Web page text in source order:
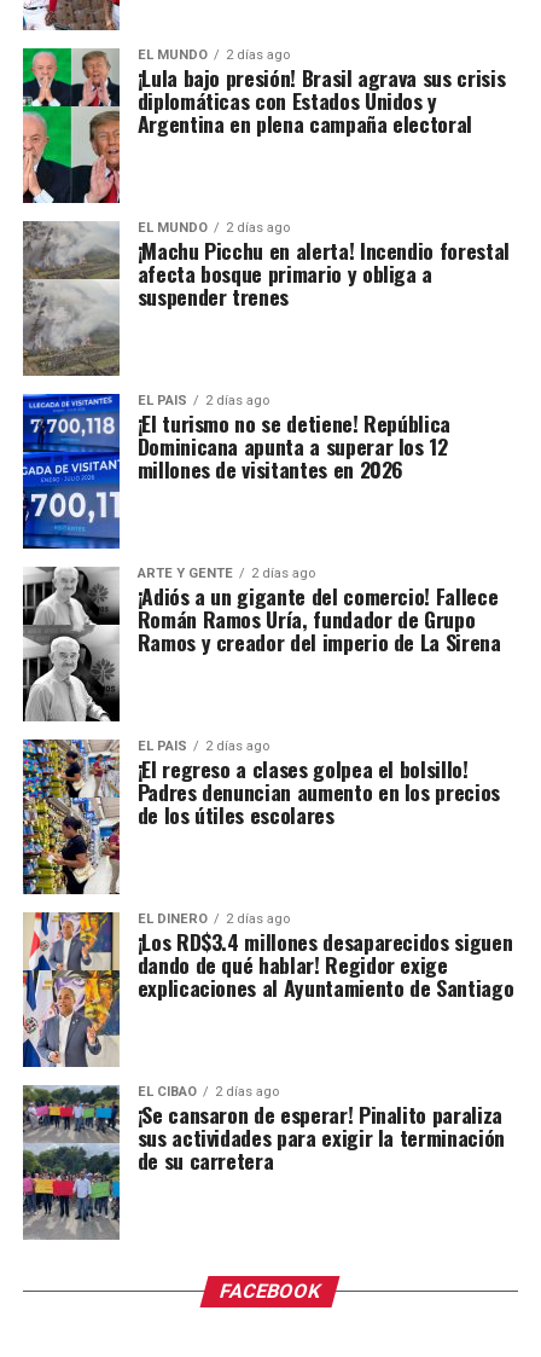
EL MUNDO 2 días ago
¡Lula bajo presión! Brasil agrava sus crisis
diplomáticas con Estados Unidos y
Argentina en plena campaña electoral
EL MUNDO 2 días ago
¡Machu Picchu en alerta! Incendio forestal
afecta bosque primario y obliga a
suspender trenes
EL PAIS 2 días ago
¡El turismo no se detiene! República
Dominicana apunta a superar los 12
millones de visitantes en 2026
ARTE Y GENTE 2 días ago
¡Adiós a un gigante del comercio! Fallece
Román Ramos Uría, fundador de Grupo
Ramos y creador del imperio de La Sirena
EL PAIS 2 días ago
¡El regreso a clases golpea el bolsillo!
Padres denuncian aumento en los precios
de los útiles escolares
EL DINERO 2 días ago
¡Los RD$3.4 millones desaparecidos siguen
dando de qué hablar! Regidor exige
explicaciones al Ayuntamiento de Santiago
EL CIBAO 2 días ago
¡Se cansaron de esperar! Pinalito paraliza
sus actividades para exigir la terminación
de su carretera
FACEBOOK